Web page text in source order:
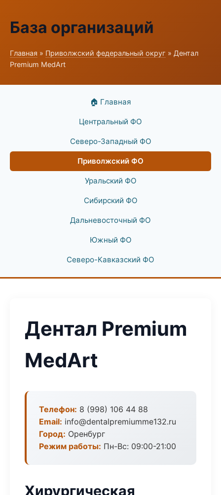
База организаций
Главная » Приволжский федеральный округ » Дентал
Premium MedArt
🏠 Главная
Центральный ФО
Северо-Западный ФО
Приволжский ФО
Уральский ФО
Сибирский ФО
Дальневосточный ФО
Южный ФО
Северо-Кавказский ФО
Дентал Premium
MedArt
Телефон: 8 (998) 106 44 88
Email: info@dentalpremiumme132.ru
Город: Оренбург
Режим работы: Пн-Вс: 09:00-21:00
Хирургическая